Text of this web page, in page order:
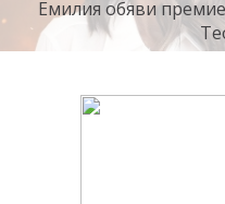
Емилия обяви